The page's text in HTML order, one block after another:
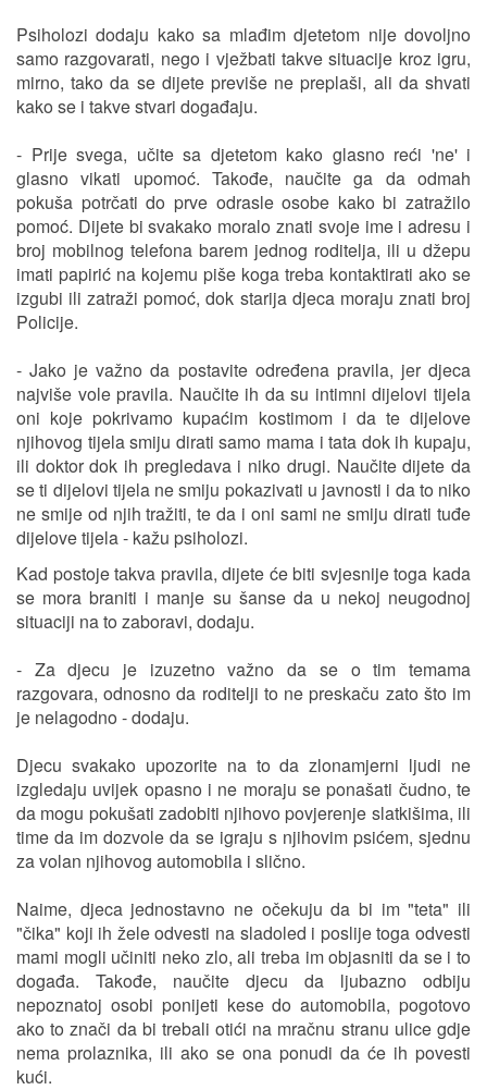
Psiholozi dodaju kako sa mlađim djetetom nije dovoljno
samo razgovarati, nego i vježbati takve situacije kroz igru,
mirno, tako da se dijete previše ne preplaši, ali da shvati
kako se i takve stvari događaju.
- Prije svega, učite sa djetetom kako glasno reći 'ne' i
glasno vikati upomoć. Takođe, naučite ga da odmah
pokuša potrčati do prve odrasle osobe kako bi zatražilo
pomoć. Dijete bi svakako moralo znati svoje ime i adresu i
broj mobilnog telefona barem jednog roditelja, ili u džepu
imati papirić na kojemu piše koga treba kontaktirati ako se
izgubi ili zatraži pomoć, dok starija djeca moraju znati broj
Policije.
- Jako je važno da postavite određena pravila, jer djeca
najviše vole pravila. Naučite ih da su intimni dijelovi tijela
oni koje pokrivamo kupaćim kostimom i da te dijelove
njihovog tijela smiju dirati samo mama i tata dok ih kupaju,
ili doktor dok ih pregledava i niko drugi. Naučite dijete da
se ti dijelovi tijela ne smiju pokazivati u javnosti i da to niko
ne smije od njih tražiti, te da i oni sami ne smiju dirati tuđe
dijelove tijela - kažu psiholozi.
Kad postoje takva pravila, dijete će biti svjesnije toga kada
se mora braniti i manje su šanse da u nekoj neugodnoj
situaciji na to zaboravi, dodaju.
- Za djecu je izuzetno važno da se o tim temama
razgovara, odnosno da roditelji to ne preskaču zato što im
je nelagodno - dodaju.
Djecu svakako upozorite na to da zlonamjerni ljudi ne
izgledaju uvijek opasno i ne moraju se ponašati čudno, te
da mogu pokušati zadobiti njihovo povjerenje slatkišima, ili
time da im dozvole da se igraju s njihovim psićem, sjednu
za volan njihovog automobila i slično.
Naime, djeca jednostavno ne očekuju da bi im "teta" ili
"čika" koji ih žele odvesti na sladoled i poslije toga odvesti
mami mogli učiniti neko zlo, ali treba im objasniti da se i to
događa. Takođe, naučite djecu da ljubazno odbiju
nepoznatoj osobi ponijeti kese do automobila, pogotovo
ako to znači da bi trebali otići na mračnu stranu ulice gdje
nema prolaznika, ili ako se ona ponudi da će ih povesti
kući.